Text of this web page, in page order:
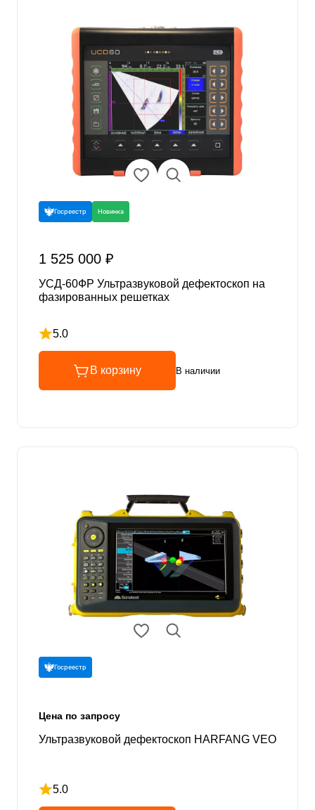
Госреестр Новинка
1 525 000 ₽
УСД-60ФР Ультразвуковой дефектоскоп на
фазированных решетках
5.0
Рейтинг 5 из 5
В корзину В наличии
Госреестр
Цена по запросу
Ультразвуковой дефектоскоп HARFANG VEO
5.0
Рейтинг 5 из 5